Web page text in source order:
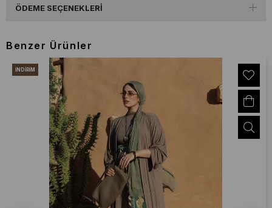
ÖDEME SEÇENEKLERI
Benzer Ürünler
İNDIRIM